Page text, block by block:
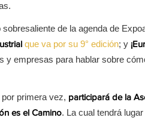
de la agenda de
que va por su 9° edición; y
y empresas para hablar sobre
primera vez, participará de la
es el Camino. La cual tendrá